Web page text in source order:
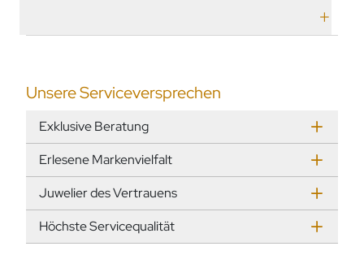
Unsere Serviceversprechen
Exklusive Beratung
Erlesene Markenvielfalt
Juwelier des Vertrauens
Höchste Servicequalität